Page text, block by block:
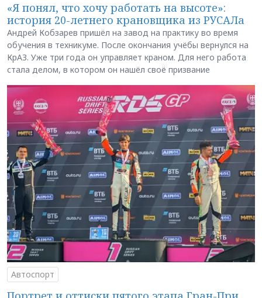
«Я понял, что хочу работать на высоте»:
история 20-летнего крановщика из РУСАЛа
Андрей Кобзарев пришёл на завод на практику во время
обучения в техникуме. После окончания учёбы вернулся на
КрАЗ. Уже три года он управляет краном. Для него работа
стала делом, в котором он нашёл своё призвание
Автоспорт